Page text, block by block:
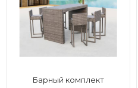
Барный комплект